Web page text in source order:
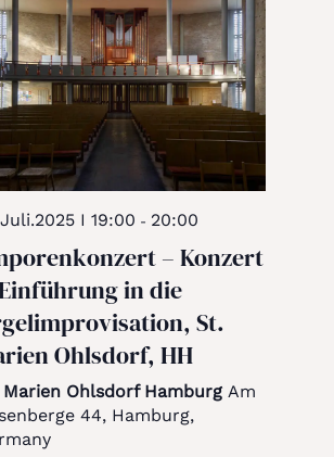
I 19:00 - 20:00
– Konzert
in die
St.
Ohlsdorf, HH
Ohlsdorf Hamburg Am
44, Hamburg,